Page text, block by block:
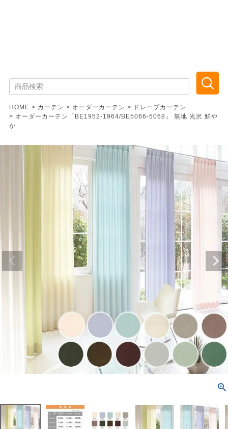
HOME カーテン オーダーカーテン
ドレープカーテン
オーダーカーテン「BE1952-1964/BE5066-5068」 無地 光沢 鮮や
か